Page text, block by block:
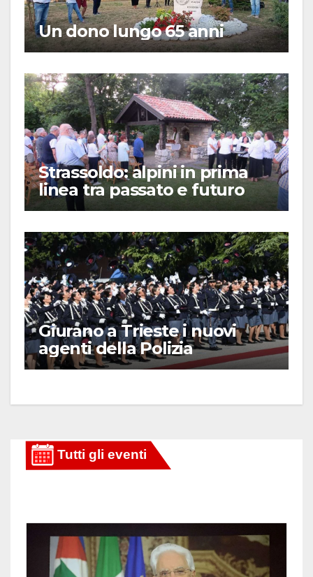
Un dono lungo 65 anni
Strassoldo: alpini in prima
linea tra passato e futuro
Giurano a Trieste i nuovi
agenti della Polizia